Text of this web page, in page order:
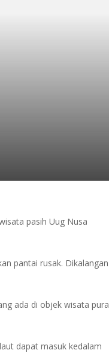
pasih Uug Nusa
pantai rusak. Dikalangan
ada di objek wisata pura
dapat masuk kedalam